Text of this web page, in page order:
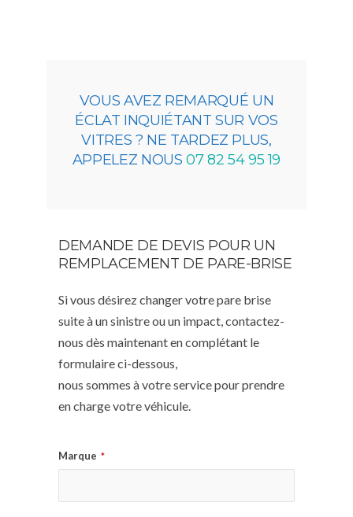
VOUS AVEZ REMARQUÉ UN
ÉCLAT INQUIÉTANT SUR VOS
VITRES ? NE TARDEZ PLUS,
APPELEZ NOUS07 82 54 95 19
DEMANDE DE DEVIS POUR UN
REMPLACEMENT DE PARE-BRISE
Si vous désirez changer votre pare brise
suite à un sinistre ou un impact, contactez-
nous dès maintenant en complétant le
formulaire ci-dessous,
nous sommes à votre service pour prendre
en charge votre véhicule.
Marque *